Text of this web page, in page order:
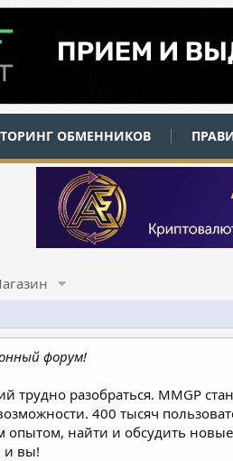
ОБМЕННИКОВ
форум!
трудно разобраться. MMGP
400 тысяч
опытом, найти и обсудить
и вы!